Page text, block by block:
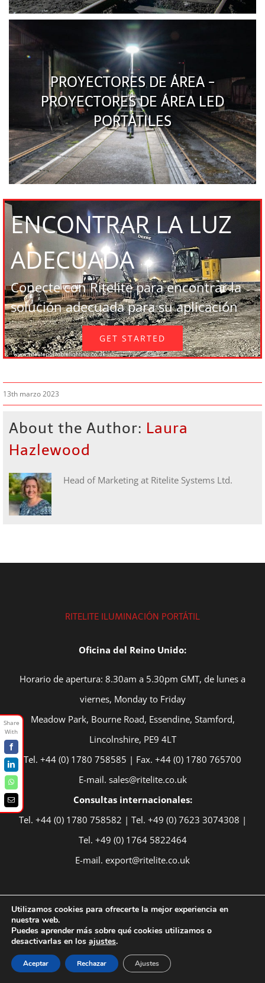
PROYECTORES DE ÁREA -
PROYECTORES DE ÁREA LED
PORTÁTILES
ENCONTRAR LA LUZ
ADECUADA
Conecte con Ritelite para encontrar la
solución adecuada para su aplicación
GET STARTED
13th marzo 2023
Facebook
LinkedIn
WhatsApp
Email
About the Author: Laura
Hazlewood
Head of Marketing at Ritelite Systems Ltd.
RITELITE ILUMINACIÓN PORTÁTIL
Oficina del Reino Unido:
Horario de apertura: 8.30am a 5.30pm GMT, de lunes a
viernes, Monday to Friday
Meadow Park, Bourne Road, Essendine, Stamford,
Lincolnshire, PE9 4LT
Tel. +44 (0) 1780 758585 | Fax. +44 (0) 1780 765700
E-mail. sales@ritelite.co.uk
Consultas internacionales:
Tel. +44 (0) 1780 758582 | Tel. +49 (0) 7623 3074308 |
Tel. +49 (0) 1764 5822464
E-mail. export@ritelite.co.uk
SITIOS WEB DEL GRUPO RITELITE
Ritelite Sports
Soluciones de equipamiento Ritelite
Utilizamos cookies para ofrecerte la mejor experiencia en
nuestra web.
Puedes aprender más sobre qué cookies utilizamos o
desactivarlas en los ajustes.
Aceptar Rechazar Ajustes